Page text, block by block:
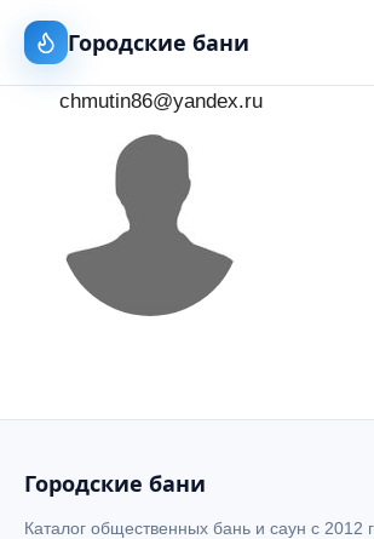
Городские бани
chmutin86@yandex.ru
Городские бани
Каталог общественных бань и саун с 2012